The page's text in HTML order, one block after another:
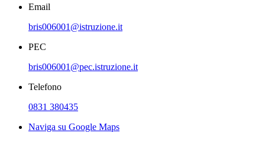
Email
bris006001@istruzione.it
PEC
bris006001@pec.istruzione.it
Telefono
0831 380435
Naviga su Google Maps